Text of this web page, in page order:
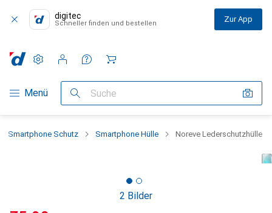
digitec
Schneller finden und bestellen Zur App
Navigation nach Kategorien
Menü Suche
Einstellungen
Kundenkonto
Vergleichslisten
Merklisten
Warenkorb
Smartphone Schutz Smartphone Hülle Noreve Lederschutzhülle
2 Bilder